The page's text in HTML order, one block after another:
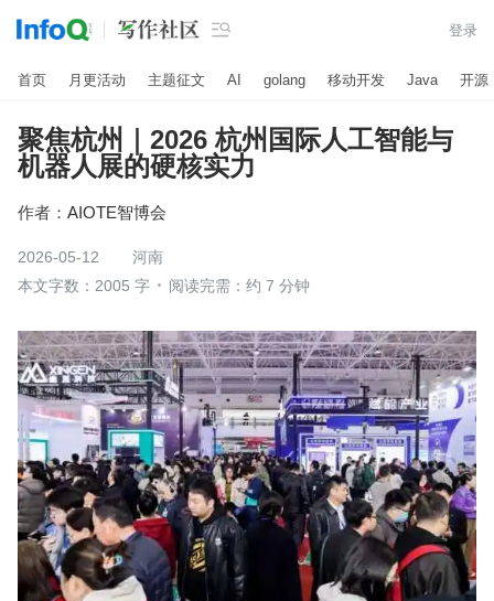
 登录
首页 月更活动 主题征文 AI golang 移动开发 Java 开源
聚焦杭州｜2026 杭州国际人工智能与
机器人展的硬核实力
作者： AIOTE智博会
2026-05-12
河南
本文字数：2005 字
阅读完需：约 7 分钟